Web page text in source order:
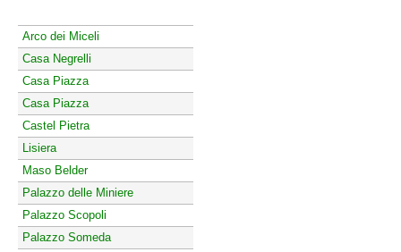
Arco dei Miceli
Casa Negrelli
Casa Piazza
Casa Piazza
Castel Pietra
Lisiera
Maso Belder
Palazzo delle Miniere
Palazzo Scopoli
Palazzo Someda